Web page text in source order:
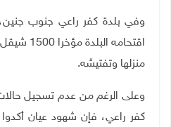
وفي بلدة كفر راعي جنوب
اقتحامه
منزلها وتفتيشه.
وعلى الرغم من عدم تسجيل
كفر راعي، فإن شهود عيان